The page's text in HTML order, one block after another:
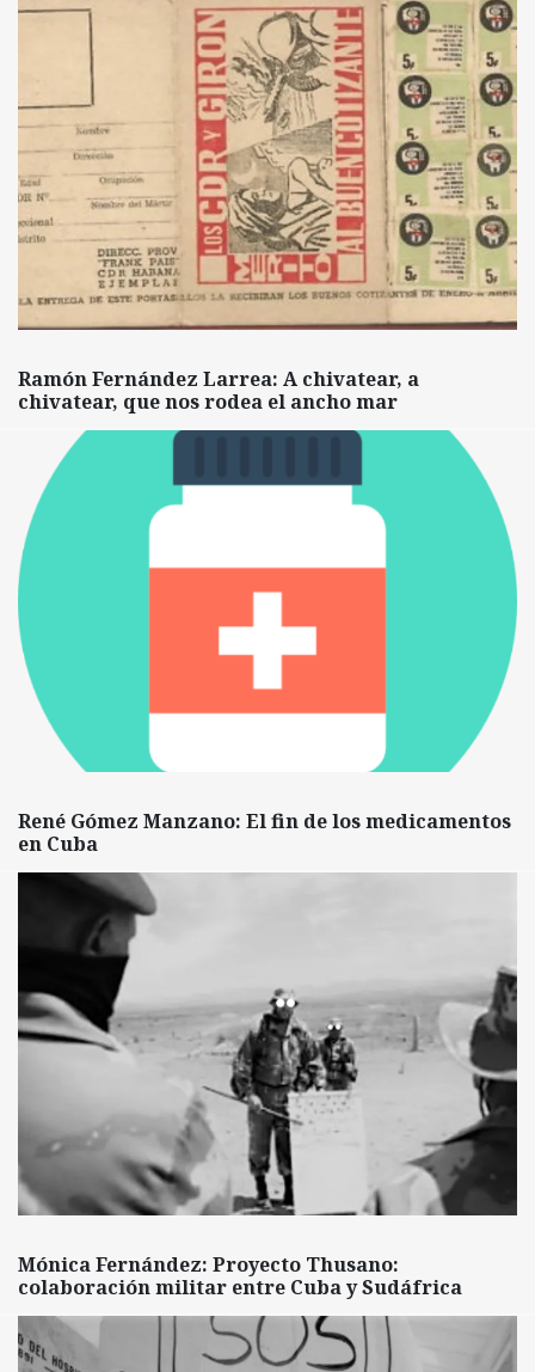
Ramón Fernández Larrea: A chivatear, a
chivatear, que nos rodea el ancho mar
René Gómez Manzano: El fin de los medicamentos
en Cuba
Mónica Fernández: Proyecto Thusano:
colaboración militar entre Cuba y Sudáfrica